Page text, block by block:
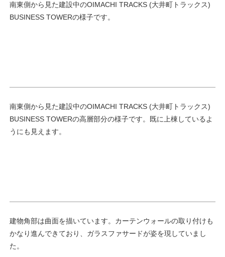
南東側から見た建設中のOIMACHI TRACKS (大井町トラックス)
BUSINESS TOWERの様子です。
南東側から見た建設中のOIMACHI TRACKS (大井町トラックス)
BUSINESS TOWERの高層部分の様子です。既に上棟しているよ
うにも見えます。
建物角部は曲面を描いています。カーテンウォールの取り付けも
かなり進んできており、ガラスファサードが姿を現していまし
た。